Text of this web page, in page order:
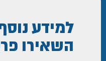
למידע
השאירו